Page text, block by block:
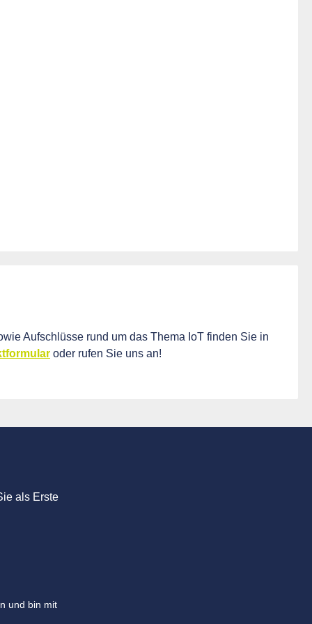
Aufschlüsse rund um das Thema IoT finden Sie in
oder rufen Sie uns an!
als Erste
und bin mit